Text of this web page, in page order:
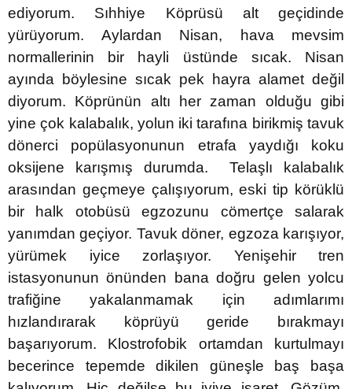
ediyorum. Sıhhiye Köprüsü alt geçidinde
yürüyorum. Aylardan Nisan, hava mevsim
normallerinin bir hayli üstünde sıcak. Nisan
ayında böylesine sıcak pek hayra alamet değil
diyorum. Köprünün altı her zaman olduğu gibi
yine çok kalabalık, yolun iki tarafına birikmiş tavuk
dönerci popülasyonunun etrafa yaydığı koku
oksijene karışmış durumda. Telaşlı kalabalık
arasından geçmeye çalışıyorum, eski tip körüklü
bir halk otobüsü egzozunu cömertçe salarak
yanımdan geçiyor. Tavuk döner, egzoza karışıyor,
yürümek iyice zorlaşıyor. Yenişehir tren
istasyonunun önünden bana doğru gelen yolcu
trafiğine yakalanmamak için adımlarımı
hızlandırarak köprüyü geride bırakmayı
başarıyorum. Klostrofobik ortamdan kurtulmayı
becerince tepemde dikilen güneşle baş başa